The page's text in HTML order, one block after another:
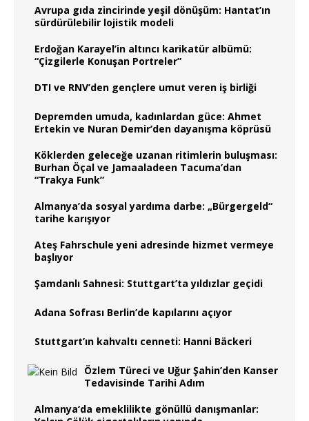
Avrupa gıda zincirinde yeşil dönüşüm: Hantat’ın
sürdürülebilir lojistik modeli
Erdoğan Karayel’in altıncı karikatür albümü:
“Çizgilerle Konuşan Portreler”
DTI ve RNV’den gençlere umut veren iş birliği
Depremden umuda, kadınlardan güce: Ahmet
Ertekin ve Nuran Demir’den dayanışma köprüsü
Köklerden geleceğe uzanan ritimlerin buluşması:
Burhan Öçal ve Jamaaladeen Tacuma’dan
“Trakya Funk”
Almanya’da sosyal yardıma darbe: „Bürgergeld“
tarihe karışıyor
Ateş Fahrschule yeni adresinde hizmet vermeye
başlıyor
Şamdanlı Sahnesi: Stuttgart’ta yıldızlar geçidi
Adana Sofrası Berlin’de kapılarını açıyor
Stuttgart’ın kahvaltı cenneti: Hanni Bäckeri
Özlem Türeci ve Uğur Şahin’den Kanser
Tedavisinde Tarihi Adım
Almanya‘da emeklilikte gönüllü danışmanlar: